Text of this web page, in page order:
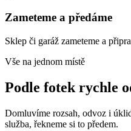
Zameteme a předáme
Sklep či garáž zameteme a
Vše na jednom místě
Podle fotek rychle
Domluvíme rozsah, odvoz i
služba, řekneme si to předem.